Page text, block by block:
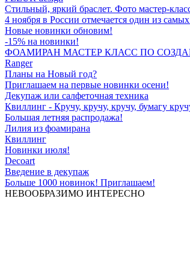
Стильный, яркий браслет. Фото мастер-
4 ноября в России отмечается один из
Новые новинки обновим!
-15% на новинки!
ФОАМИРАН МАСТЕР КЛАСС ПО
Ranger
Планы на Новый год?
Приглашаем на первые новинки осени!
Декупаж или салфеточная техника
Квиллинг - Кручу, кручу, кручу, бумагу
Большая летняя распродажа!
Лилия из фоамирана
Квиллинг
Новинки июля!
Decoart
Введение в декупаж
Больше 1000 новинок! Приглашаем!
НЕВООБРАЗИМО ИНТЕРЕСНО